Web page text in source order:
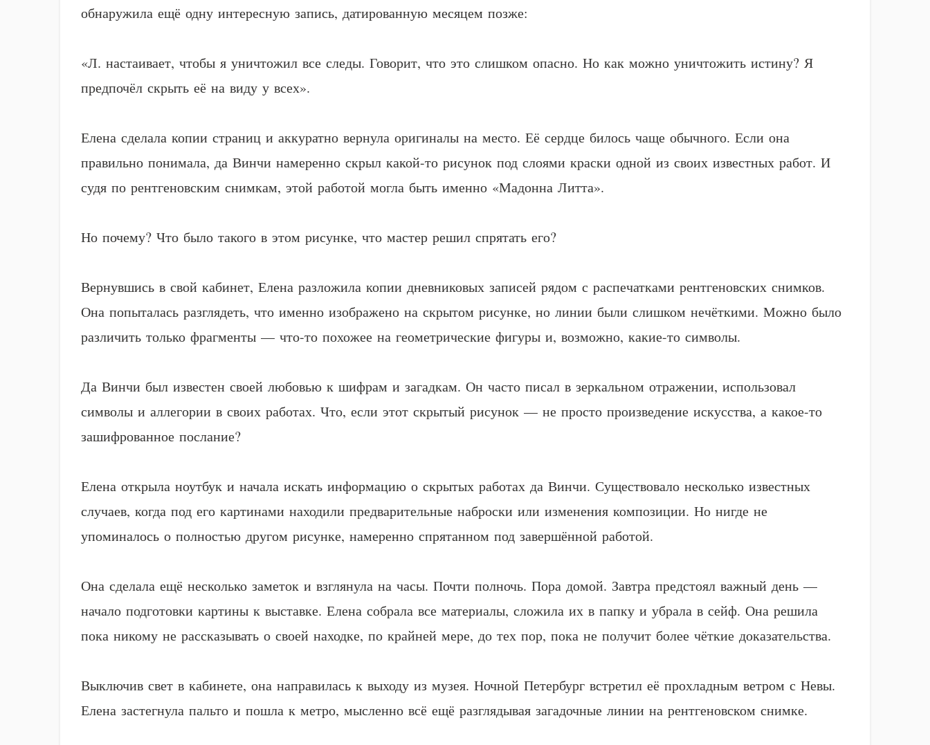
обнаружила ещё одну интересную запись, датированную месяцем позже:
«Л. настаивает, чтобы я уничтожил все следы. Говорит, что это слишком опасно. Но как можно уничтожить истину? Я
предпочёл скрыть её на виду у всех».
Елена сделала копии страниц и аккуратно вернула оригиналы на место. Её сердце билось чаще обычного. Если она
правильно понимала, да Винчи намеренно скрыл какой-то рисунок под слоями краски одной из своих известных работ. И
судя по рентгеновским снимкам, этой работой могла быть именно «Мадонна Литта».
Но почему? Что было такого в этом рисунке, что мастер решил спрятать его?
Вернувшись в свой кабинет, Елена разложила копии дневниковых записей рядом с распечатками рентгеновских снимков.
Она попыталась разглядеть, что именно изображено на скрытом рисунке, но линии были слишком нечёткими. Можно было
различить только фрагменты — что-то похожее на геометрические фигуры и, возможно, какие-то символы.
Да Винчи был известен своей любовью к шифрам и загадкам. Он часто писал в зеркальном отражении, использовал
символы и аллегории в своих работах. Что, если этот скрытый рисунок — не просто произведение искусства, а какое-то
зашифрованное послание?
Елена открыла ноутбук и начала искать информацию о скрытых работах да Винчи. Существовало несколько известных
случаев, когда под его картинами находили предварительные наброски или изменения композиции. Но нигде не
упоминалось о полностью другом рисунке, намеренно спрятанном под завершённой работой.
Она сделала ещё несколько заметок и взглянула на часы. Почти полночь. Пора домой. Завтра предстоял важный день —
начало подготовки картины к выставке. Елена собрала все материалы, сложила их в папку и убрала в сейф. Она решила
пока никому не рассказывать о своей находке, по крайней мере, до тех пор, пока не получит более чёткие доказательства.
Выключив свет в кабинете, она направилась к выходу из музея. Ночной Петербург встретил её прохладным ветром с Невы.
Елена застегнула пальто и пошла к метро, мысленно всё ещё разглядывая загадочные линии на рентгеновском снимке.